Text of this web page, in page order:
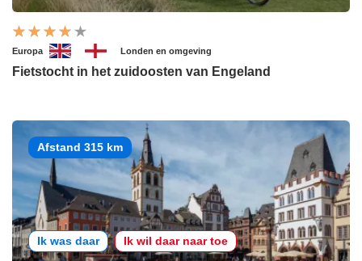
Europa Londen en omgeving
Fietstocht in het zuidoosten van Engeland
Afstand 315 km
Ik was daar Ik wil daar naar toe